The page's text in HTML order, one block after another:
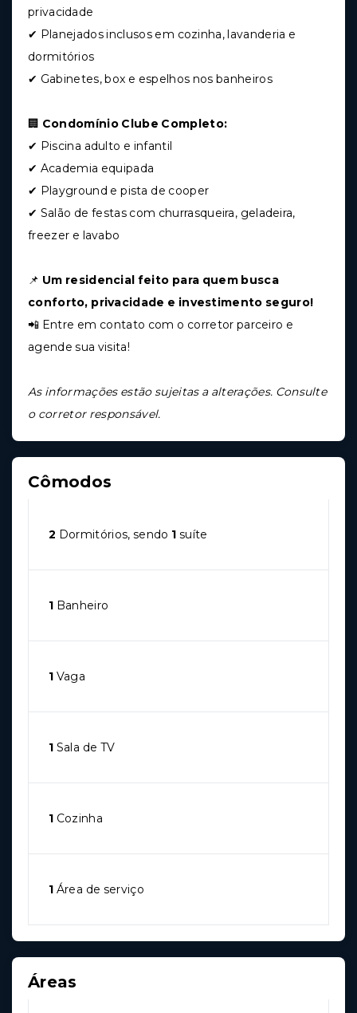
privacidade
✔ Planejados inclusos em cozinha, lavanderia e
dormitórios
✔ Gabinetes, box e espelhos nos banheiros
🏢 Condomínio Clube Completo:
✔ Piscina adulto e infantil
✔ Academia equipada
✔ Playground e pista de cooper
✔ Salão de festas com churrasqueira, geladeira,
freezer e lavabo
📌 Um residencial feito para quem busca
conforto, privacidade e investimento seguro!
📲 Entre em contato com o corretor parceiro e
agende sua visita!
As informações estão sujeitas a alterações. Consulte
o corretor responsável.
Cômodos
2 Dormitórios, sendo 1 suíte
1 Banheiro
1 Vaga
1 Sala de TV
1 Cozinha
1 Área de serviço
Áreas